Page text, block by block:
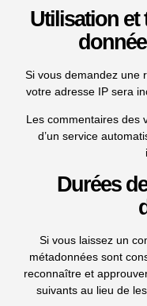
Utilisation
Si vous demandez une
votre adresse IP sera
Les commentaires des
d’un service
Durées
Si vous laissez un
métadonnées sont
reconnaître et
suivants au lieu de